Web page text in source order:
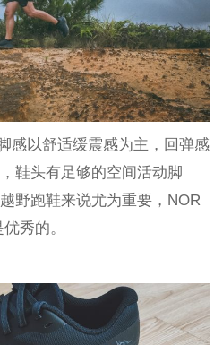
感以舒适缓震感为主，回弹感
鞋头有足够的空间活动脚
野跑鞋来说尤为重要，NOR
秀的。